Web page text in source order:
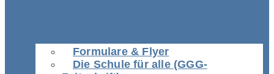
Formulare & Flyer
Die Schule für alle (GGG-